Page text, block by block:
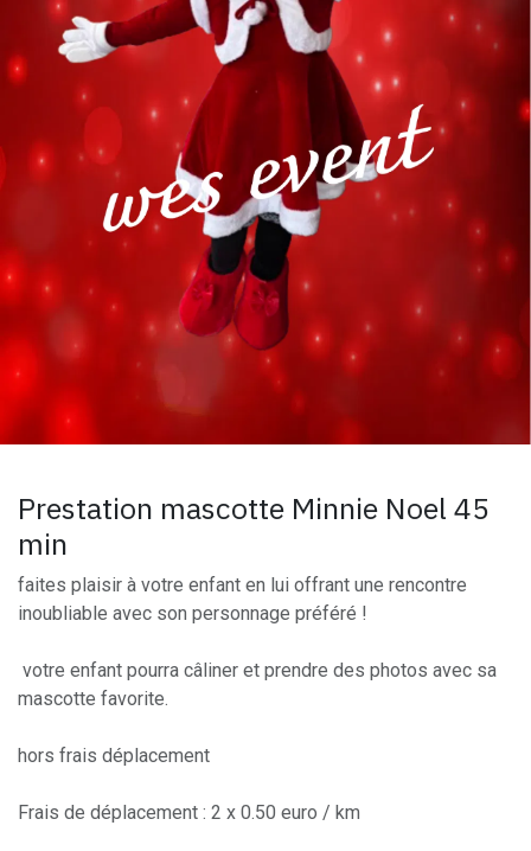
Prestation mascotte Minnie Noel 45
min
faites plaisir à votre enfant en lui offrant une rencontre
inoubliable avec son personnage préféré !
votre enfant pourra câliner et prendre des photos avec sa
mascotte favorite.
hors frais déplacement
Frais de déplacement : 2 x 0.50 euro / km